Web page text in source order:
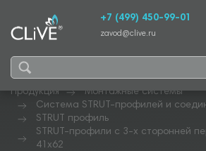
+7 (499) 450-99-01
zavod@clive.ru
Продукция
Монтажные системы
Система STRUT-профилей и
STRUT профиль
STRUT-профили с 3-х сторонней
41х62